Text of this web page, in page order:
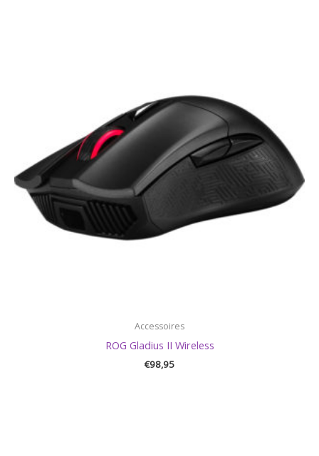
Accessoires
ROG Gladius II Wireless
€98,95